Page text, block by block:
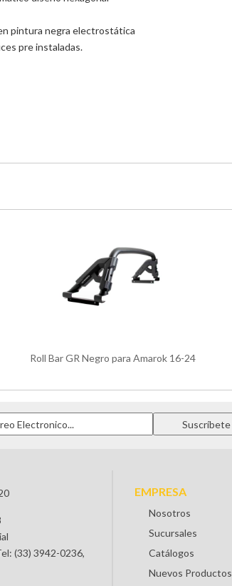
pintura negra electrostática
pre instaladas.
Roll Bar GR Negro para Amarok 16-24
(33) 3942-0236,
EMPRESA
Nosotros
Sucursales
Catálogos
Nuevos Productos